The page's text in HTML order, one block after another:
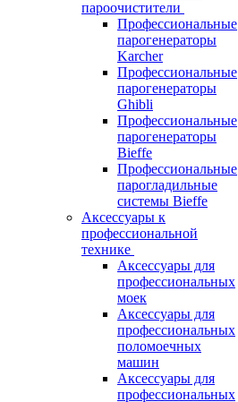
пароочистители
Профессиональные
парогенераторы
Karcher
Профессиональные
парогенераторы
Ghibli
Профессиональные
парогенераторы
Bieffe
Профессиональные
парогладильные
системы Bieffe
Аксессуары к
профессиональной
технике
Аксессуары для
профессиональных
моек
Аксессуары для
профессиональных
поломоечных
машин
Аксессуары для
профессиональных